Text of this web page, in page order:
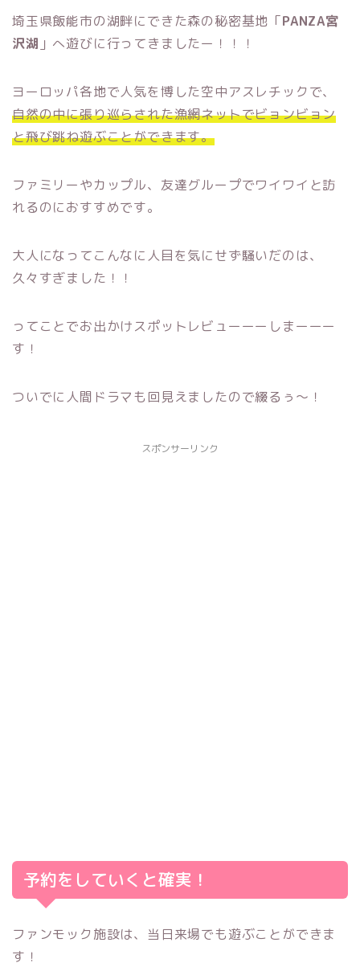
埼玉県飯能市の湖畔にできた森の秘密基地「PANZA宮
沢湖 」へ遊びに行ってきましたー！！！
ヨーロッパ各地で人気を博した空中アスレチックで、
自然の中に張り巡らされた漁網ネットでビョンビョン
と飛び跳ね遊ぶことができます。
ファミリーやカップル、友達グループでワイワイと訪
れるのにおすすめです。
大人になってこんなに人目を気にせず騒いだのは、
久々すぎました！！
ってことでお出かけスポットレビューーーしまーーー
す！
ついでに人間ドラマも回見えましたので綴るぅ〜！
スポンサーリンク
予約をしていくと確実！
ファンモック施設は、当日来場でも遊ぶことができま
す！